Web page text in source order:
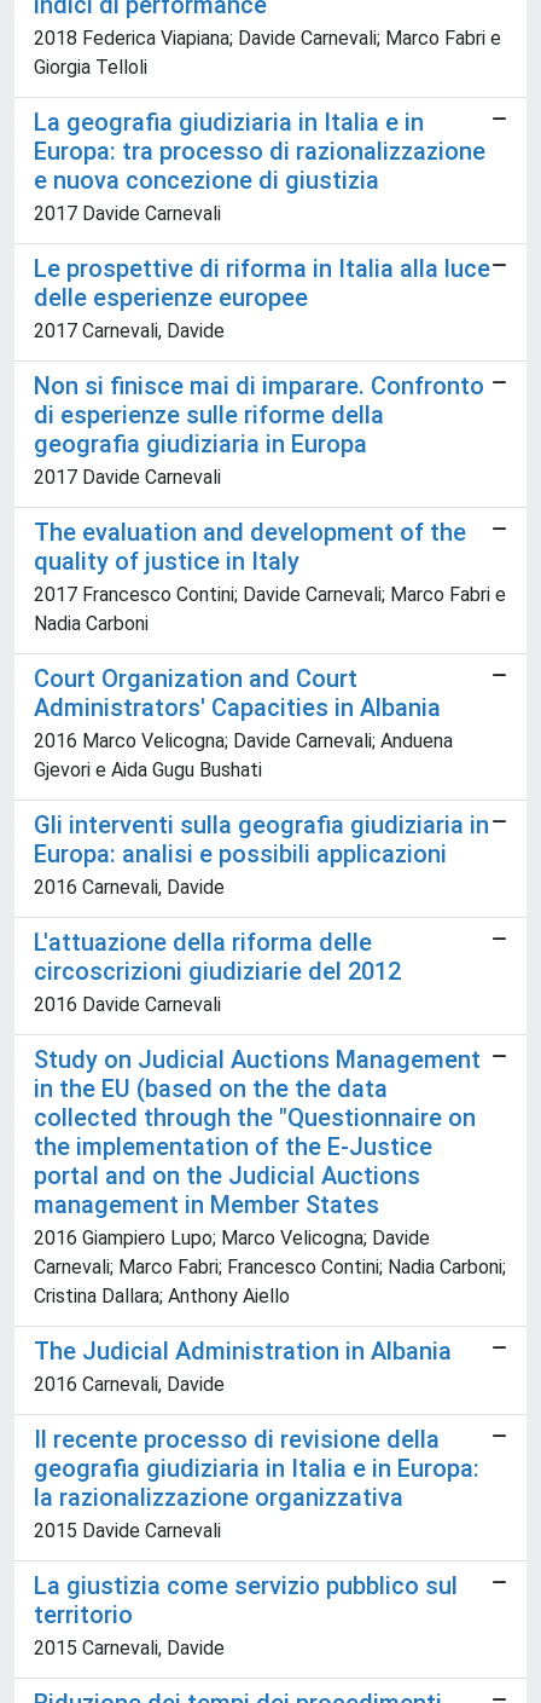
2018 Federica Viapiana; Davide Carnevali; Marco Fabri e
Giorgia Telloli
La geografia giudiziaria in Italia e in
Europa: tra processo di razionalizzazione
e nuova concezione di giustizia
2017 Davide Carnevali
Le prospettive di riforma in Italia alla luce
delle esperienze europee
2017 Carnevali, Davide
Non si finisce mai di imparare. Confronto
di esperienze sulle riforme della
geografia giudiziaria in Europa
2017 Davide Carnevali
The evaluation and development of the
quality of justice in Italy
2017 Francesco Contini; Davide Carnevali; Marco Fabri e
Nadia Carboni
Court Organization and Court
Administrators' Capacities in Albania
2016 Marco Velicogna; Davide Carnevali; Anduena
Gjevori e Aida Gugu Bushati
Gli interventi sulla geografia giudiziaria in
Europa: analisi e possibili applicazioni
2016 Carnevali, Davide
L'attuazione della riforma delle
circoscrizioni giudiziarie del 2012
2016 Davide Carnevali
Study on Judicial Auctions Management
in the EU (based on the the data
collected through the "Questionnaire on
the implementation of the E-Justice
portal and on the Judicial Auctions
management in Member States
2016 Giampiero Lupo; Marco Velicogna; Davide
Carnevali; Marco Fabri; Francesco Contini; Nadia Carboni;
Cristina Dallara; Anthony Aiello
The Judicial Administration in Albania
2016 Carnevali, Davide
Il recente processo di revisione della
geografia giudiziaria in Italia e in Europa:
la razionalizzazione organizzativa
2015 Davide Carnevali
La giustizia come servizio pubblico sul
territorio
2015 Carnevali, Davide